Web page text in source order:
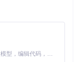
Claude Code 的开源替代方案。连接任意大模型，编辑代码，运行命令，自动验证 — 全自动执行。用 Rust 构建，极致性能。 ｜ An open-source alternative to Claude Code. Connect any LLM, edit code, run commands, and verify changes — autonomously. Built in Rust for speed. Get Started